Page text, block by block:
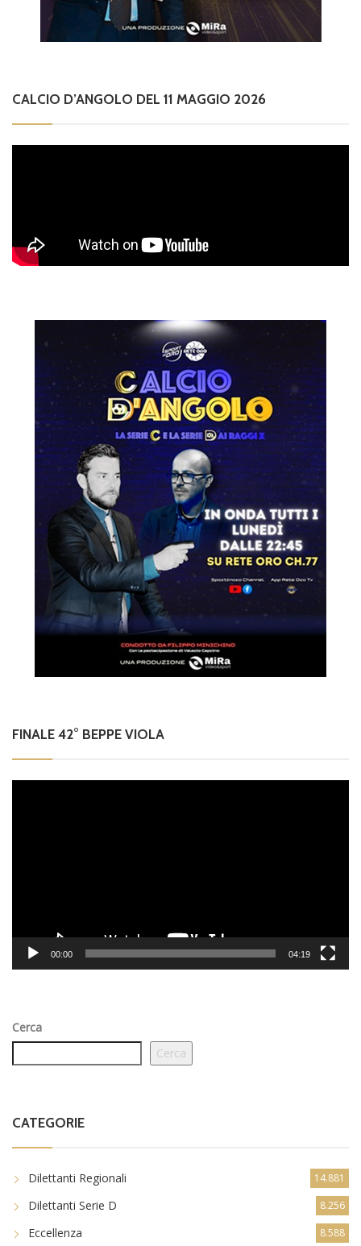
CALCIO D’ANGOLO DEL 11 MAGGIO 2026
FINALE 42° BEPPE VIOLA
00:00 04:19
Cerca
Cerca
CATEGORIE
Dilettanti Regionali 14.881
Dilettanti Serie D 8.256
Eccellenza 8.588